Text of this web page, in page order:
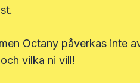
Octany påverkas inte
vilka ni vill!